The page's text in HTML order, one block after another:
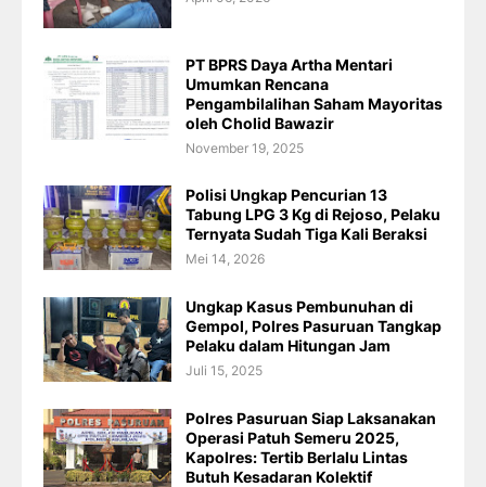
PT BPRS Daya Artha Mentari
Umumkan Rencana
Pengambilalihan Saham Mayoritas
oleh Cholid Bawazir
November 19, 2025
Polisi Ungkap Pencurian 13
Tabung LPG 3 Kg di Rejoso, Pelaku
Ternyata Sudah Tiga Kali Beraksi
Mei 14, 2026
Ungkap Kasus Pembunuhan di
Gempol, Polres Pasuruan Tangkap
Pelaku dalam Hitungan Jam
Juli 15, 2025
Polres Pasuruan Siap Laksanakan
Operasi Patuh Semeru 2025,
Kapolres: Tertib Berlalu Lintas
Butuh Kesadaran Kolektif